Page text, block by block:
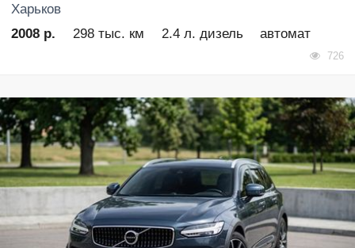
Харьков
2008 р.
298 тыс. км 2.4 л. дизель автомат
726